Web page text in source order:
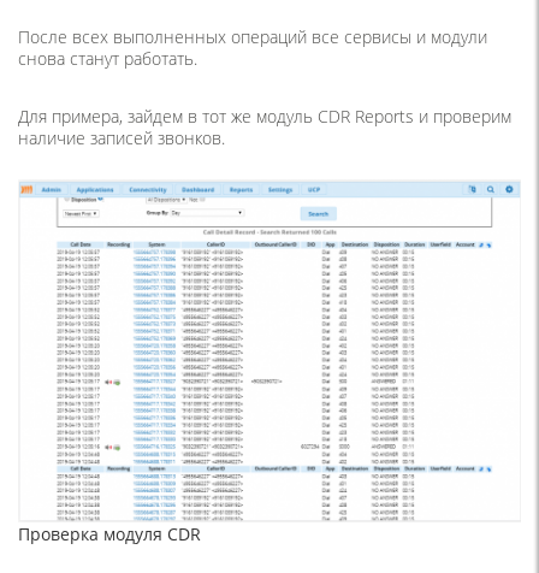
После всех выполненных операций все сервисы и модули
снова станут работать.
Для примера, зайдем в тот же модуль CDR Reports и проверим
наличие записей звонков.
Проверка модуля CDR